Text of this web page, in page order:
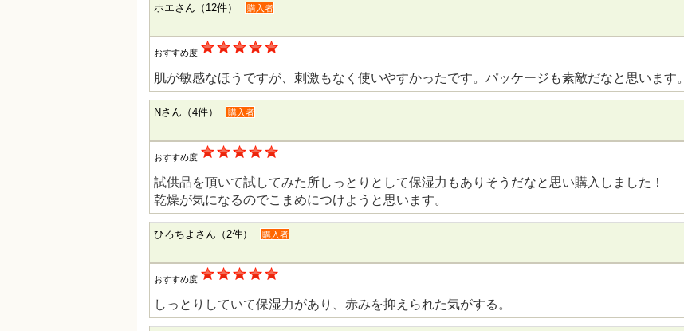
ホエさん（12件） 購入者
おすすめ度
肌が敏感なほうですが、刺激もなく使いやすかったです。パッケージも素敵だなと思います。
Nさん（4件） 購入者
おすすめ度
試供品を頂いて試してみた所しっとりとして保湿力もありそうだなと思い購入しました！
乾燥が気になるのでこまめにつけようと思います。
ひろちよさん（2件） 購入者
おすすめ度
しっとりしていて保湿力があり、赤みを抑えられた気がする。